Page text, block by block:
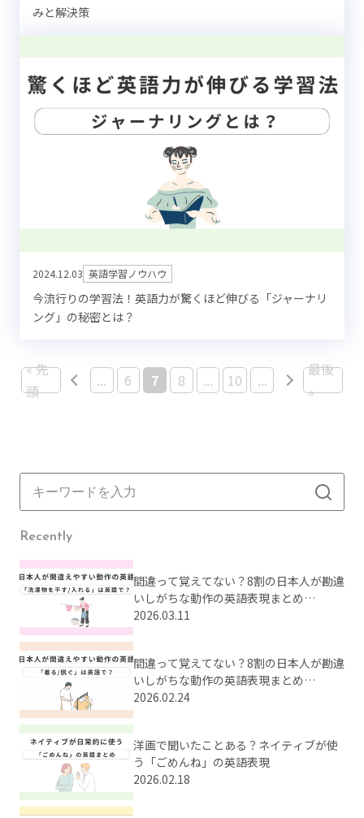
みと解決策
2024.12.03 英語学習ノウハウ
今流行りの学習法！英語力が驚くほど伸びる「ジャーナリ
ング」の秘密とは？
« 先
頭
... 6 7 8 ... 10 ...
最後
»
Recently
間違って覚えてない？8割の日本人が勘違
いしがちな動作の英語表現まとめ
【Part2】
2026.03.11
間違って覚えてない？8割の日本人が勘違
いしがちな動作の英語表現まとめ
【Part1】
2026.02.24
洋画で聞いたことある？ネイティブが使
う「ごめんね」の英語表現
2026.02.18